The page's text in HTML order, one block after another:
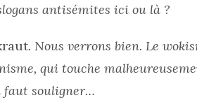
antisémites ici ou là ?
. Nous verrons bien. Le
qui touche
faut souligner…